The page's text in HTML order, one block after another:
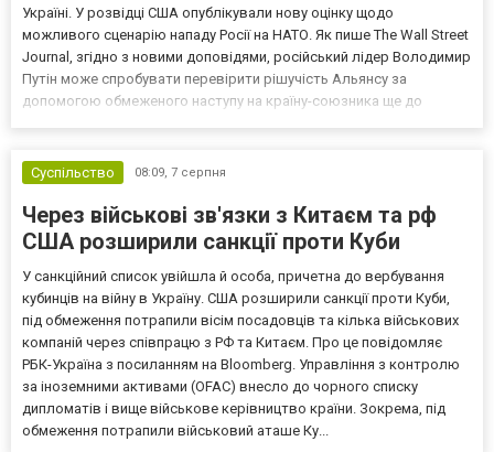
Україні. У розвідці США опублікували нову оцінку щодо
можливого сценарію нападу Росії на НАТО. Як пише The Wall Street
Journal, згідно з новими доповідями, російський лідер Володимир
Путін може спробувати перевірити рішучість Альянсу за
допомогою обмеженого наступу на країну-союзника ще до
Суспільство
08:09, 7 серпня
Через військові зв'язки з Китаєм та рф
США розширили санкції проти Куби
У санкційний список увійшла й особа, причетна до вербування
кубинців на війну в Україну. США розширили санкції проти Куби,
під обмеження потрапили вісім посадовців та кілька військових
компаній через співпрацю з РФ та Китаєм. Про це повідомляє
РБК-Україна з посиланням на Bloomberg. Управління з контролю
за іноземними активами (OFAC) внесло до чорного списку
дипломатів і вище військове керівництво країни. Зокрема, під
обмеження потрапили військовий аташе Ку...